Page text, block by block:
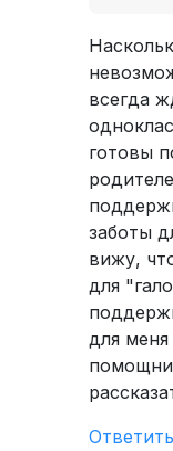
всегда
готовы
заботы
вижу,
для
для
Ответить